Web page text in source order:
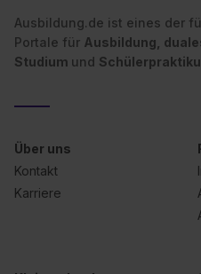
Ausbildung.de ist eines der
Portale für Ausbildung,
Studium und
Über uns
Kontakt
Karriere